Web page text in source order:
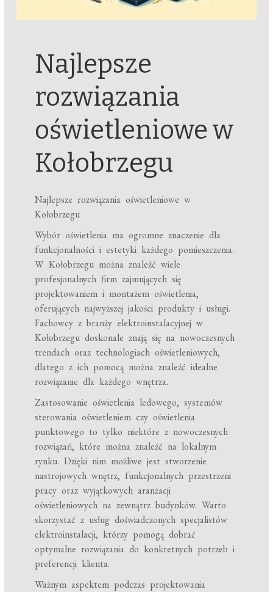
Najlepsze
rozwiązania
oświetleniowe w
Kołobrzegu
Najlepsze rozwiązania oświetleniowe w
Kołobrzegu
Wybór oświetlenia ma ogromne znaczenie dla
funkcjonalności i estetyki każdego pomieszczenia.
W Kołobrzegu można znaleźć wiele
profesjonalnych firm zajmujących się
projektowaniem i montażem oświetlenia,
oferujących najwyższej jakości produkty i usługi.
Fachowcy z branży elektroinstalacyjnej w
Kołobrzegu doskonale znają się na nowoczesnych
trendach oraz technologiach oświetleniowych,
dlatego z ich pomocą można znaleźć idealne
rozwiązanie dla każdego wnętrza.
Zastosowanie oświetlenia ledowego, systemów
sterowania oświetleniem czy oświetlenia
punktowego to tylko niektóre z nowoczesnych
rozwiązań, które można znaleźć na lokalnym
rynku. Dzięki nim możliwe jest stworzenie
nastrojowych wnętrz, funkcjonalnych przestrzeni
pracy oraz wyjątkowych aranżacji
oświetleniowych na zewnątrz budynków. Warto
skorzystać z usług doświadczonych specjalistów
elektroinstalacji, którzy pomogą dobrać
optymalne rozwiązania do konkretnych potrzeb i
preferencji klienta.
Ważnym aspektem podczas projektowania